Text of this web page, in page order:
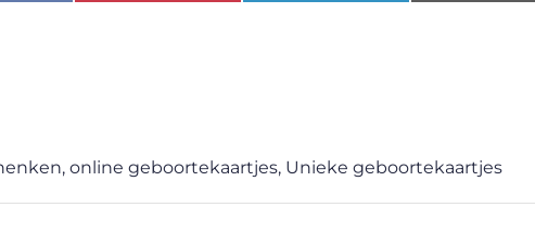
, online geboortekaartjes, Unieke geboortekaartjes